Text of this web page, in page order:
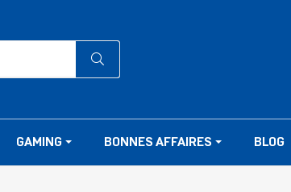
GAMING BONNES AFFAIRES BLOG